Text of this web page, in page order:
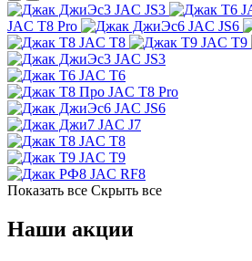
JAC JS3
JAC T8 Pro
JAC JS6
JAC T8
JAC T9
JAC JS3
JAC T6
JAC T8 Pro
JAC JS6
JAC J7
JAC T8
JAC T9
JAC RF8
Показать все Скрыть все
Наши акции